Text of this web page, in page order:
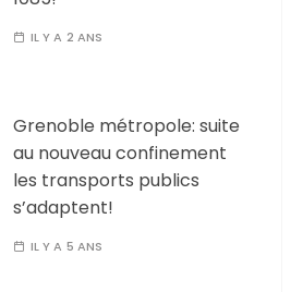
IL Y A 2 ANS
Grenoble métropole: suite
au nouveau confinement
les transports publics
s’adaptent!
IL Y A 5 ANS